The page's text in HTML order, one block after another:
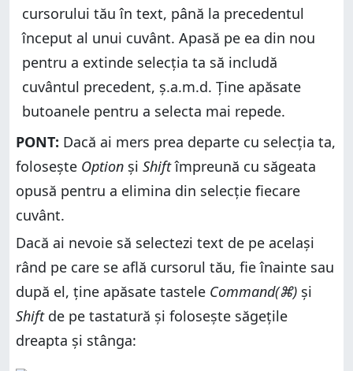
cursorului tău în text, până la precedentul
început al unui cuvânt. Apasă pe ea din nou
pentru a extinde selecția ta să includă
cuvântul precedent, ș.a.m.d. Ține apăsate
butoanele pentru a selecta mai repede.
PONT: Dacă ai mers prea departe cu selecția ta,
folosește Option și Shiftîmpreună cu săgeata
opusă pentru a elimina din selecție fiecare
cuvânt.
Dacă ai nevoie să selectezi text de pe același
rând pe care se află cursorul tău, fie înainte sau
după el, ține apăsate tastele Command(⌘) și
Shiftde pe tastatură și folosește săgețile
dreapta și stânga: